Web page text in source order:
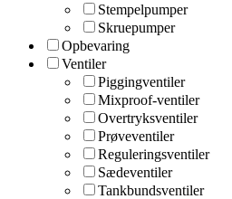
Stempelpumper
Skruepumper
Opbevaring
Ventiler
Piggingventiler
Mixproof-ventiler
Overtryksventiler
Prøveventiler
Reguleringsventiler
Sædeventiler
Tankbundsventiler